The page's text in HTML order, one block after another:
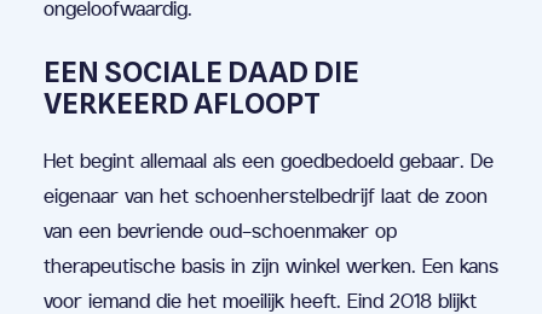
ongeloofwaardig.
EEN SOCIALE DAAD DIE
VERKEERD AFLOOPT
Het begint allemaal als een goedbedoeld gebaar. De
eigenaar van het schoenherstelbedrijf laat de zoon
van een bevriende oud-schoenmaker op
therapeutische basis in zijn winkel werken. Een kans
voor iemand die het moeilijk heeft. Eind 2018 blijkt